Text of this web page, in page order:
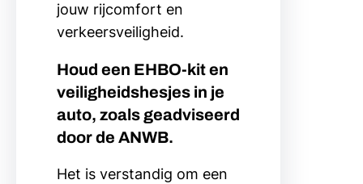
jouw rijcomfort en
verkeersveiligheid.
Houd een EHBO-kit en
veiligheidshesjes in je
auto, zoals geadviseerd
door de ANWB.
Het is verstandig om een